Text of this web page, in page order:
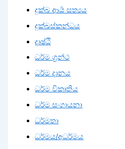
දුක්ඛ ආර්‍ය සත්‍යය
දුක්ඛස්කන්ධය
දෘෂ්ඨි
ධර්ම ග්‍රන්ථ
ධර්ම දානය
ධර්ම විකෘතිය
ධර්ම සංගායනා
ධර්මතා
ධර්මය/අධර්මය